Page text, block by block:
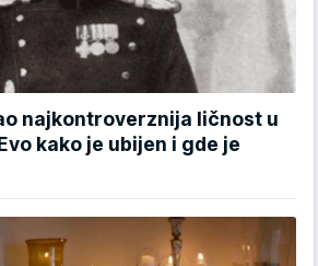
najkontroverznija ličnost u
kako je ubijen i gde je